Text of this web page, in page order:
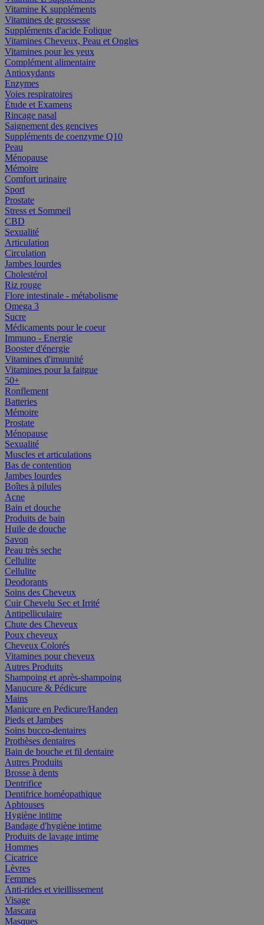
Vitamine K suppléments
Vitamines de grossesse
Suppléments d'acide Folique
Vitamines Cheveux, Peau et Ongles
Vitamines pour les yeux
Complément alimentaire
Antioxydants
Enzymes
Voies respiratoires
Étude et Examens
Rincage nasal
Saignement des gencives
Suppléments de coenzyme Q10
Peau
Ménopause
Mémoire
Comfort urinaire
Sport
Prostate
Stress et Sommeil
CBD
Sexualité
Articulation
Circulation
Jambes lourdes
Cholestérol
Riz rouge
Flore intestinale - métabolisme
Omega 3
Sucre
Médicaments pour le coeur
Immuno - Energie
Booster d'énergie
Vitamines d'imuunité
Vitamines pour la faitgue
50+
Ronflement
Batteries
Mémoire
Prostate
Ménopause
Sexualité
Muscles et articulations
Bas de contention
Jambes lourdes
Boîtes à pilules
Acne
Bain et douche
Produits de bain
Huile de douche
Savon
Peau très seche
Cellulite
Cellulite
Deodorants
Soins des Cheveux
Cuir Chevelu Sec et Irrité
Antipelliculaire
Chute des Cheveux
Poux cheveux
Cheveux Colorés
Vitamines pour cheveux
Autres Produits
Shampoing et après-shampoing
Manucure & Pédicure
Mains
Manicure en Pedicure/Handen
Pieds et Jambes
Soins bucco-dentaires
Prothèses dentaires
Bain de bouche et fil dentaire
Autres Produits
Brosse à dents
Dentrifice
Dentifrice homéopathique
Aphtouses
Hygiène intime
Bandage d'hygiène intime
Produits de lavage intime
Hommes
Cicatrice
Lèvres
Femmes
Anti-rides et vieillissement
Visage
Mascara
Masques